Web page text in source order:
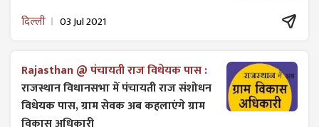
दिल्ली 03 Jul 2021
Rajasthan @ पंचायती राज विधेयक पास :
राजस्थान विधानसभा में पंचायती राज ​संशोधन
विधेयक पास, ग्राम सेवक अब कहलाएंगे ग्राम